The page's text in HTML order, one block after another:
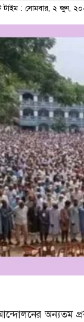
: সোমবার, ২ জুন,
অন্যতম